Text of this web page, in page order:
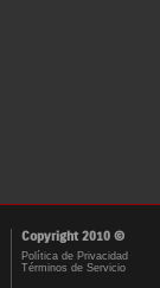
Copyright 2010 ©
Política de Privacidad
Términos de Servicio